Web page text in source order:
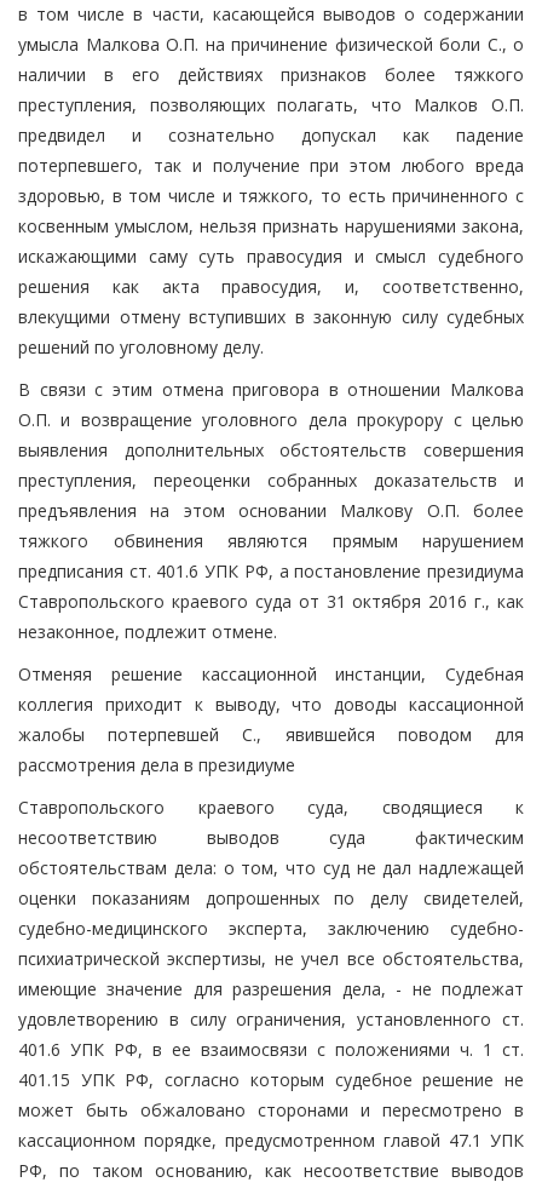
в том числе в части, касающейся выводов о содержании
умысла Малкова О.П. на причинение физической боли С., о
наличии в его действиях признаков более тяжкого
преступления, позволяющих полагать, что Малков О.П.
предвидел и сознательно допускал как падение
потерпевшего, так и получение при этом любого вреда
здоровью, в том числе и тяжкого, то есть причиненного с
косвенным умыслом, нельзя признать нарушениями закона,
искажающими саму суть правосудия и смысл судебного
решения как акта правосудия, и, соответственно,
влекущими отмену вступивших в законную силу судебных
решений по уголовному делу.
В связи с этим отмена приговора в отношении Малкова
О.П. и возвращение уголовного дела прокурору с целью
выявления дополнительных обстоятельств совершения
преступления, переоценки собранных доказательств и
предъявления на этом основании Малкову О.П. более
тяжкого обвинения являются прямым нарушением
предписания ст. 401.6 УПК РФ, а постановление президиума
Ставропольского краевого суда от 31 октября 2016 г., как
незаконное, подлежит отмене.
Отменяя решение кассационной инстанции, Судебная
коллегия приходит к выводу, что доводы кассационной
жалобы потерпевшей С., явившейся поводом для
рассмотрения дела в президиуме
Ставропольского краевого суда, сводящиеся к
несоответствию выводов суда фактическим
обстоятельствам дела: о том, что суд не дал надлежащей
оценки показаниям допрошенных по делу свидетелей,
судебно-медицинского эксперта, заключению судебно-
психиатрической экспертизы, не учел все обстоятельства,
имеющие значение для разрешения дела, - не подлежат
удовлетворению в силу ограничения, установленного ст.
401.6 УПК РФ, в ее взаимосвязи с положениями ч. 1 ст.
401.15 УПК РФ, согласно которым судебное решение не
может быть обжаловано сторонами и пересмотрено в
кассационном порядке, предусмотренном главой 47.1 УПК
РФ, по таком основанию, как несоответствие выводов